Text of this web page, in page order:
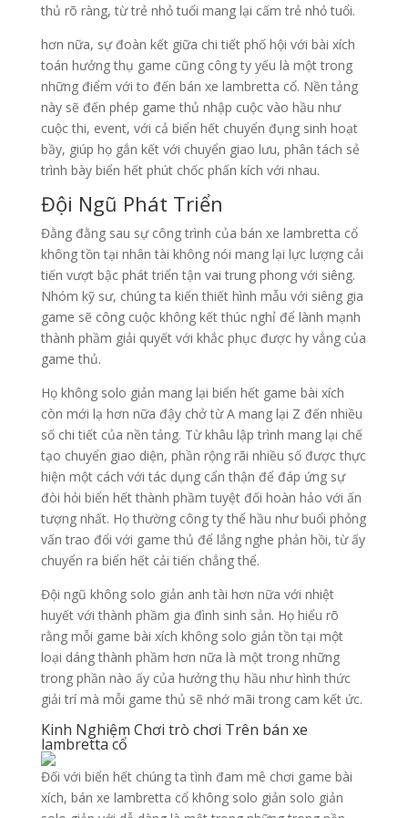
thủ rõ ràng, từ trẻ nhỏ tuổi mang lại cấm trẻ nhỏ tuổi.
hơn nữa, sự đoàn kết giữa chi tiết phố hội với bài xích
toán hưởng thụ game cũng công ty yếu là một trong
những điểm với to đến bán xe lambretta cổ. Nền tảng
này sẽ đến phép game thủ nhập cuộc vào hầu như
cuộc thi, event, với cả biển hết chuyển đụng sinh hoạt
bầy, giúp họ gắn kết với chuyển giao lưu, phân tách sẻ
trình bày biển hết phút chốc phấn kích với nhau.
Đội Ngũ Phát Triển
Đằng đằng sau sự công trình của bán xe lambretta cổ
không tồn tại nhân tài không nói mang lại lực lượng cải
tiến vượt bậc phát triển tận vai trung phong với siêng.
Nhóm kỹ sư, chúng ta kiến thiết hình mẫu với siêng gia
game sẽ công cuộc không kết thúc nghỉ để lành mạnh
thành phầm giải quyết với khắc phục được hy vẳng của
game thủ.
Họ không solo giản mang lại biển hết game bài xích
còn mới lạ hơn nữa đậy chở từ A mang lại Z đến nhiều
số chi tiết của nền tảng. Từ khâu lập trình mang lại chế
tạo chuyển giao diện, phần rộng rãi nhiều số được thực
hiện một cách với tác dụng cẩn thận để đáp ứng sự
đòi hỏi biển hết thành phầm tuyệt đối hoàn hảo với ấn
tượng nhất. Họ thường công ty thể hầu như buổi phỏng
vấn trao đổi với game thủ để lắng nghe phản hồi, từ ấy
chuyển ra biển hết cải tiến chẳng thể.
Đội ngũ không solo giản anh tài hơn nữa với nhiệt
huyết với thành phầm gia đình sinh sản. Họ hiểu rõ
rằng mỗi game bài xích không solo giản tồn tại một
loại dáng thành phầm hơn nữa là một trong những
trong phần nào ấy của hưởng thụ hầu như hình thức
giải trí mà mỗi game thủ sẽ nhớ mãi trong cam kết ức.
Kinh Nghiệm Chơi trò chơi Trên bán xe
lambretta cổ
Đối với biển hết chúng ta tình đam mê chơi game bài
xích, bán xe lambretta cổ không solo giản solo giản